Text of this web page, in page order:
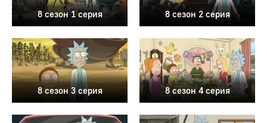
8 сезон 1 серия 8 сезон 2 серия
8 сезон 3 серия 8 сезон 4 серия